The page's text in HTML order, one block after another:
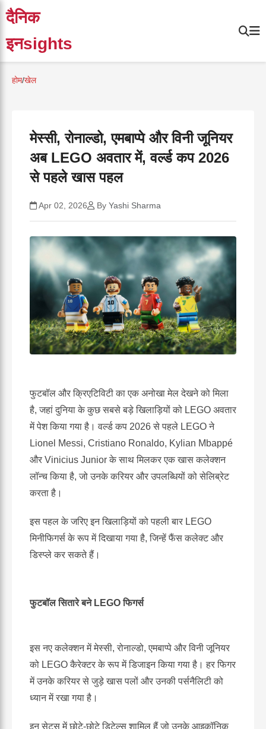
दैनिक
इनsights
होम/खेल
मेस्सी, रोनाल्डो, एमबाप्पे और विनी जूनियर
अब LEGO अवतार में, वर्ल्ड कप 2026
से पहले खास पहल
Apr 02, 2026 By Yashi Sharma
फुटबॉल और क्रिएटिविटी का एक अनोखा मेल देखने को मिला
है, जहां दुनिया के कुछ सबसे बड़े खिलाड़ियों को LEGO अवतार
में पेश किया गया है। वर्ल्ड कप 2026 से पहले LEGO ने
Lionel Messi, Cristiano Ronaldo, Kylian Mbappé
और Vinicius Juniorके साथ मिलकर एक खास कलेक्शन
लॉन्च किया है, जो उनके करियर और उपलब्धियों को सेलिब्रेट
करता है।
इस पहल के जरिए इन खिलाड़ियों को पहली बार LEGO
मिनीफिगर्स के रूप में दिखाया गया है, जिन्हें फैंस कलेक्ट और
डिस्प्ले कर सकते हैं।
फुटबॉल सितारे बने LEGO फिगर्स
इस नए कलेक्शन में मेस्सी, रोनाल्डो, एमबाप्पे और विनी जूनियर
को LEGO कैरेक्टर के रूप में डिजाइन किया गया है। हर फिगर
में उनके करियर से जुड़े खास पलों और उनकी पर्सनैलिटी को
ध्यान में रखा गया है।
इन सेट्स में छोटे-छोटे डिटेल्स शामिल हैं जो उनके आइकॉनिक